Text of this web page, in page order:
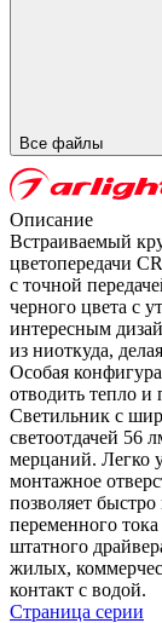
Все файлы
Описание
Встраиваемый
цветопередачи
с точной
черного цвета с
интересным
из ниоткуда,
Особая
отводить тепло и
Светильник с
светоотдачей 56
мерцаний. Легко
монтажное
позволяет
переменного
штатного
жилых,
контакт с водой.
Страница серии